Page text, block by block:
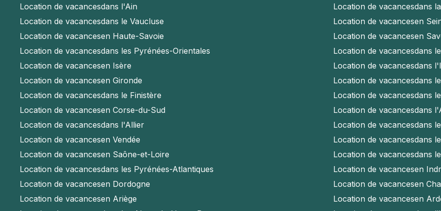
Location de vacancesdans l'Ain Location de vacancesdans
Location de vacancesdans le Vaucluse Location de vacancesen
Location de vacancesen Haute-Savoie Location de vacancesen
Location de vacancesdans les Pyrénées-Orientales Location de vacancesdans
Location de vacancesen Isère Location de vacancesdans
Location de vacancesen Gironde Location de vacancesdans
Location de vacancesdans le Finistère Location de vacancesdans
Location de vacancesen Corse-du-Sud Location de vacancesdans
Location de vacancesdans l'Allier Location de vacancesdans
Location de vacancesen Vendée Location de vacancesdans
Location de vacancesen Saône-et-Loire Location de vacancesdans
Location de vacancesdans les Pyrénées-Atlantiques Location de vacancesen
Location de vacancesen Dordogne Location de vacancesen
Location de vacancesen Ariège Location de vacancesen